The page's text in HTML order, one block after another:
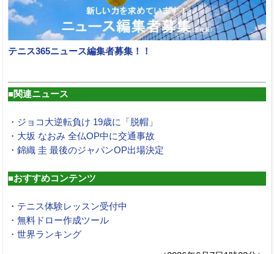
テニス365ニュース編集者募集！！
■関連ニュース
・ジョコ大逆転負け 19歳に「脱帽」
・大坂 なおみ 全仏OP中に交通事故
・錦織 圭 最後のジャパンOP出場決定
■おすすめコンテンツ
・テニス体験レッスン受付中
・無料ドロー作成ツール
・世界ランキング